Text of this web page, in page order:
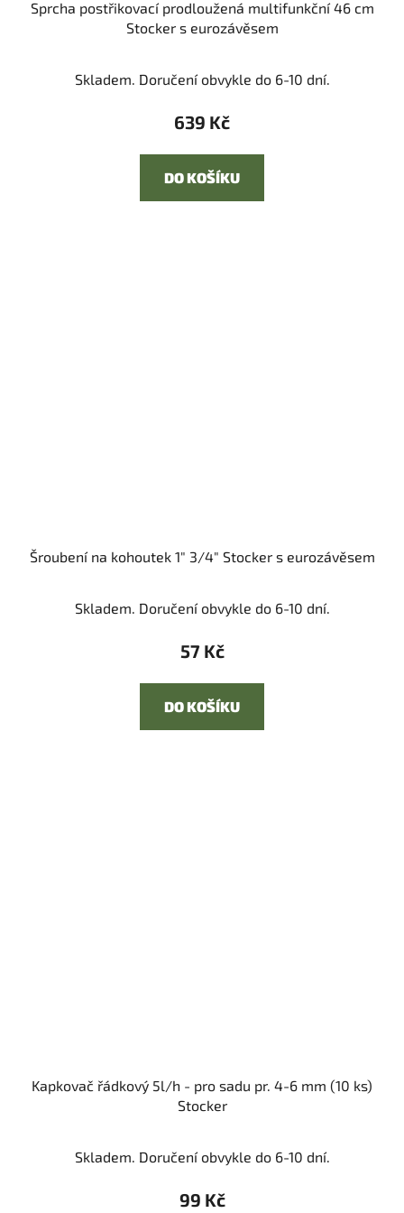
Sprcha postřikovací prodloužená multifunkční 46 cm
Stocker s eurozávěsem
Skladem. Doručení obvykle do 6-10 dní.
639 Kč
DO KOŠÍKU
Šroubení na kohoutek 1" 3/4" Stocker s eurozávěsem
Skladem. Doručení obvykle do 6-10 dní.
57 Kč
DO KOŠÍKU
Kapkovač řádkový 5l/h - pro sadu pr. 4-6 mm (10 ks)
Stocker
Skladem. Doručení obvykle do 6-10 dní.
99 Kč